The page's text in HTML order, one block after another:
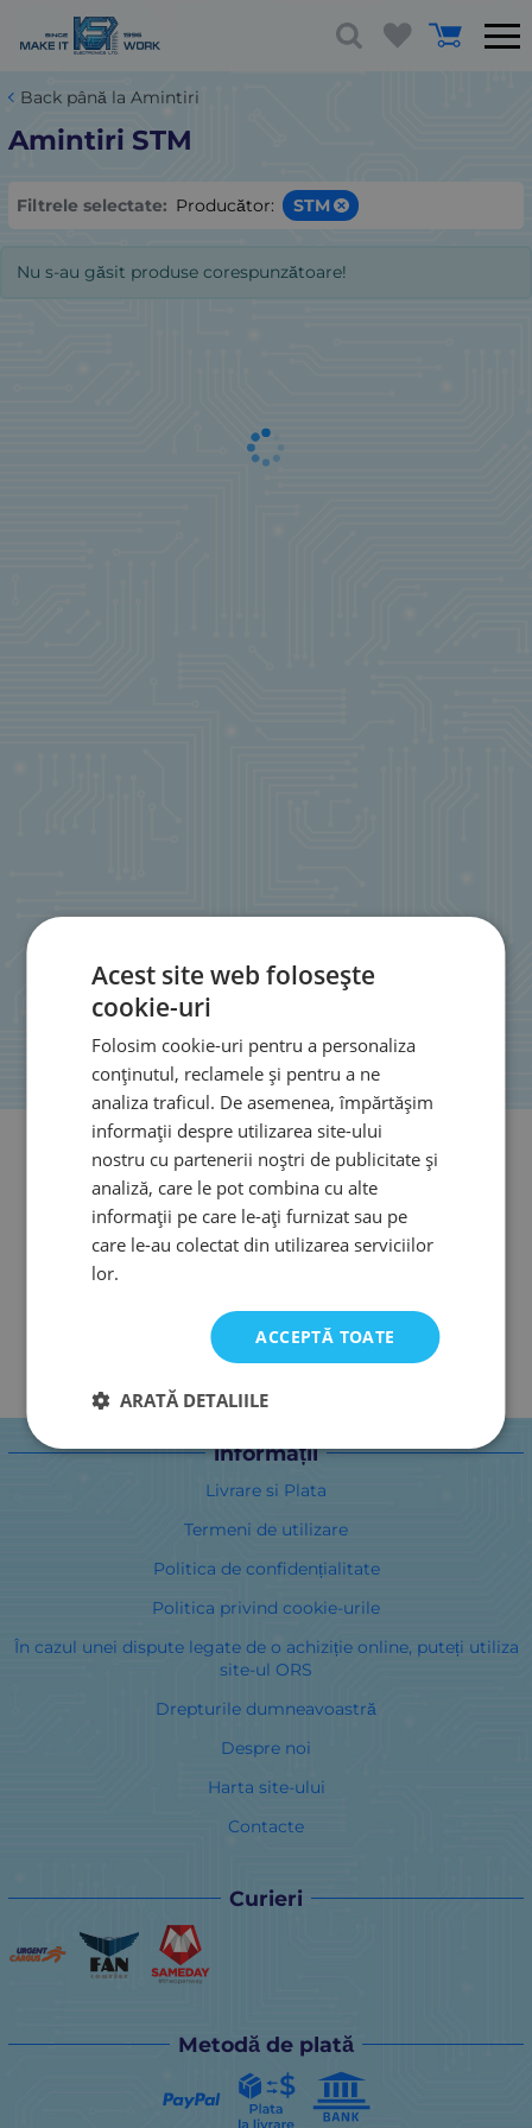
Back până la Amintiri
Amintiri STM
Filtrele selectate: Producător: STM
Nu s-au găsit produse corespunzătoare!
informații
Livrare si Plata
Termeni de utilizare
Politica de confidențialitate
Politica privind cookie-urile
În cazul unei dispute legate de o achiziție online, puteți utiliza
site-ul ORS
Drepturile dumneavoastră
Despre noi
Harta site-ului
Contacte
Curieri
Metodă de plată
Acest site web folosește
cookie-uri
Folosim cookie-uri pentru a personaliza
conținutul, reclamele și pentru a ne
analiza traficul. De asemenea, împărtășim
informații despre utilizarea site-ului
nostru cu partenerii noștri de publicitate și
analiză, care le pot combina cu alte
informații pe care le-ați furnizat sau pe
care le-au colectat din utilizarea serviciilor
lor.
ACCEPTĂ TOATE
ARATĂ DETALIILE